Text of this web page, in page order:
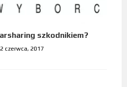
szkodnikiem?
2 czerwca, 2017